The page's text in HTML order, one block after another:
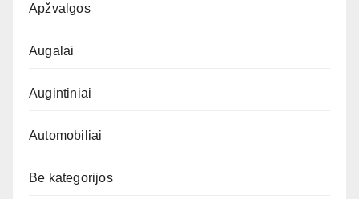
Apžvalgos
Augalai
Augintiniai
Automobiliai
Be kategorijos